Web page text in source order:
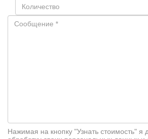
Нажимая на кнопку "Узнать стоимость" я